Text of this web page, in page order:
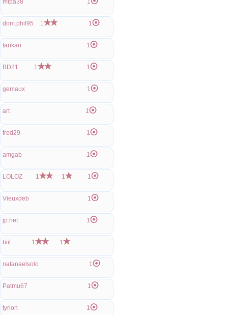
mipa38 1
dom.phil95 1 1
tarikan 1
BD21 1 1
gemaux 1
art 1
fred29 1
amgab 1
LOLOZ 1 1 1
Vieuxdeb 1
jp.net 1
biil 1 1
natanaelsolo 1
Patmu67 1
tyrion 1